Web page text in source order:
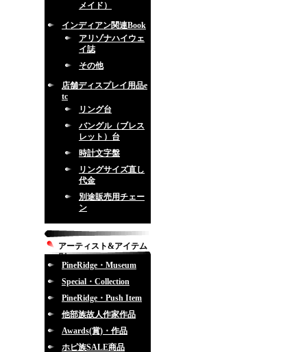
メイド）
インディアン関連Book
アリゾナハイウェ
イ誌
その他
店舗ディスプレイ用品e
tc
リング台
バングル（ブレス
レット）台
時計文字盤
リングサイズ直し
代金
別途販売用チェー
ン
アーティスト&アイテム
別
PineRidge・Museum
Special・Collection
PineRidge・Push Item
他部族故人作家作品
Awards(賞)・作品
ホピ族SALE商品